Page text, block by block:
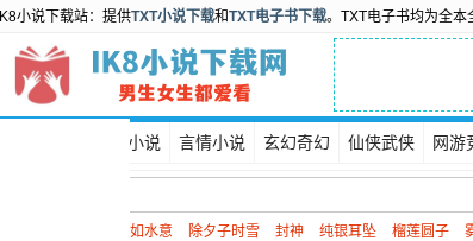
IK8小说下载站：提供TXT小说下载和TXT电子书下载。TXT电子书均为全本
都市小说 言情小说 玄幻奇幻 仙侠武侠 网游
如水意 除夕子时雪 封神 纯银耳坠 榴莲圆子